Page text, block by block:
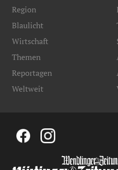
Region
Blaulicht
Wirtschaft
Themen
Reportagen
Weltweit